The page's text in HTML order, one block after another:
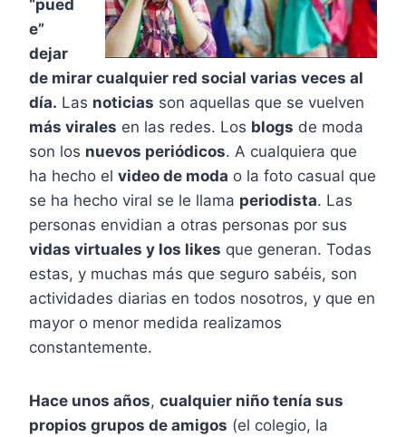
“pued
e”
dejar
de mirar cualquier red social varias veces al
día. Las noticias son aquellas que se vuelven
más virales en las redes. Los blogs de moda
son los nuevos periódicos. A cualquiera que
ha hecho el video de moda o la foto casual que
se ha hecho viral se le llama periodista. Las
personas envidian a otras personas por sus
vidas virtuales y los likes que generan. Todas
estas, y muchas más que seguro sabéis, son
actividades diarias en todos nosotros, y que en
mayor o menor medida realizamos
constantemente.
Hace unos años, cualquier niño tenía sus
propios grupos de amigos (el colegio, la